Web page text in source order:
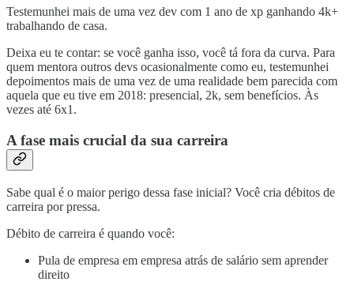
Testemunhei mais de uma vez dev com 1 ano de xp ganhando 4k+
trabalhando de casa.
Deixa eu te contar: se você ganha isso, você tá fora da curva. Para
quem mentora outros devs ocasionalmente como eu, testemunhei
depoimentos mais de uma vez de uma realidade bem parecida com
aquela que eu tive em 2018: presencial, 2k, sem benefícios. Às
vezes até 6x1.
A fase mais crucial da sua carreira
Sabe qual é o maior perigo dessa fase inicial? Você cria débitos de
carreira por pressa.
Débito de carreira é quando você:
Pula de empresa em empresa atrás de salário sem aprender
direito